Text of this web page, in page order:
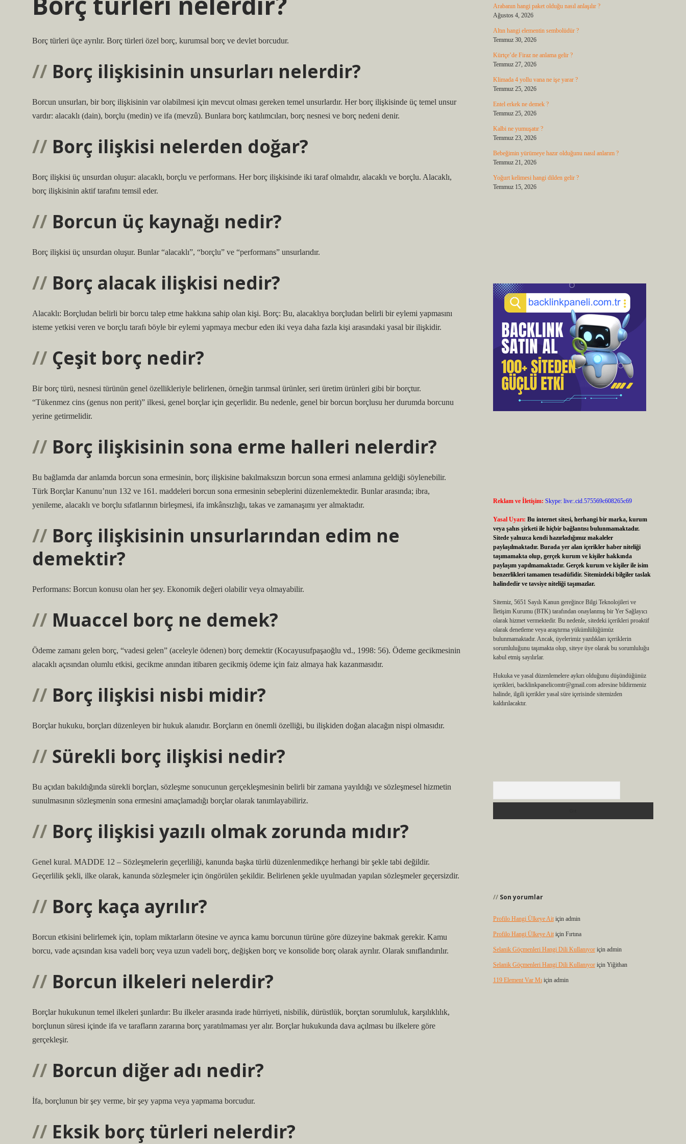
Borç türleri üçe ayrılır. Borç türleri özel borç, kurumsal borç ve devlet borcudur.
Borç ilişkisinin unsurları nelerdir?
Borcun unsurları, bir borç ilişkisinin var olabilmesi için mevcut olması gereken temel unsurlardır. Her borç ilişkisinde üç temel unsur
vardır: alacaklı (dain), borçlu (medin) ve ifa (mevzû). Bunlara borç katılımcıları, borç nesnesi ve borç nedeni denir.
Borç ilişkisi nelerden doğar?
Borç ilişkisi üç unsurdan oluşur: alacaklı, borçlu ve performans. Her borç ilişkisinde iki taraf olmalıdır, alacaklı ve borçlu. Alacaklı,
borç ilişkisinin aktif tarafını temsil eder.
Borcun üç kaynağı nedir?
Borç ilişkisi üç unsurdan oluşur. Bunlar “alacaklı”, “borçlu” ve “performans” unsurlarıdır.
Borç alacak ilişkisi nedir?
Alacaklı: Borçludan belirli bir borcu talep etme hakkına sahip olan kişi. Borç: Bu, alacaklıya borçludan belirli bir eylemi yapmasını
isteme yetkisi veren ve borçlu tarafı böyle bir eylemi yapmaya mecbur eden iki veya daha fazla kişi arasındaki yasal bir ilişkidir.
Çeşit borç nedir?
Bir borç türü, nesnesi türünün genel özellikleriyle belirlenen, örneğin tarımsal ürünler, seri üretim ürünleri gibi bir borçtur.
“Tükenmez cins (genus non perit)” ilkesi, genel borçlar için geçerlidir. Bu nedenle, genel bir borcun borçlusu her durumda borcunu
yerine getirmelidir.
Borç ilişkisinin sona erme halleri nelerdir?
Bu bağlamda dar anlamda borcun sona ermesinin, borç ilişkisine bakılmaksızın borcun sona ermesi anlamına geldiği söylenebilir.
Türk Borçlar Kanunu’nun 132 ve 161. maddeleri borcun sona ermesinin sebeplerini düzenlemektedir. Bunlar arasında; ibra,
yenileme, alacaklı ve borçlu sıfatlarının birleşmesi, ifa imkânsızlığı, takas ve zamanaşımı yer almaktadır.
Borç ilişkisinin unsurlarından edim ne
demektir?
Performans: Borcun konusu olan her şey. Ekonomik değeri olabilir veya olmayabilir.
Muaccel borç ne demek?
Ödeme zamanı gelen borç, “vadesi gelen” (aceleyle ödenen) borç demektir (Kocayusufpaşaoğlu vd., 1998: 56). Ödeme gecikmesinin
alacaklı açısından olumlu etkisi, gecikme anından itibaren gecikmiş ödeme için faiz almaya hak kazanmasıdır.
Borç ilişkisi nisbi midir?
Borçlar hukuku, borçları düzenleyen bir hukuk alanıdır. Borçların en önemli özelliği, bu ilişkiden doğan alacağın nispi olmasıdır.
Sürekli borç ilişkisi nedir?
Bu açıdan bakıldığında sürekli borçları, sözleşme sonucunun gerçekleşmesinin belirli bir zamana yayıldığı ve sözleşmesel hizmetin
sunulmasının sözleşmenin sona ermesini amaçlamadığı borçlar olarak tanımlayabiliriz.
Borç ilişkisi yazılı olmak zorunda mıdır?
Genel kural. MADDE 12 – Sözleşmelerin geçerliliği, kanunda başka türlü düzenlenmedikçe herhangi bir şekle tabi değildir.
Geçerlilik şekli, ilke olarak, kanunda sözleşmeler için öngörülen şekildir. Belirlenen şekle uyulmadan yapılan sözleşmeler geçersizdir.
Borç kaça ayrılır?
Borcun etkisini belirlemek için, toplam miktarların ötesine ve ayrıca kamu borcunun türüne göre düzeyine bakmak gerekir. Kamu
borcu, vade açısından kısa vadeli borç veya uzun vadeli borç, değişken borç ve konsolide borç olarak ayrılır. Olarak sınıflandırılır.
Borcun ilkeleri nelerdir?
Borçlar hukukunun temel ilkeleri şunlardır: Bu ilkeler arasında irade hürriyeti, nisbilik, dürüstlük, borçtan sorumluluk, karşılıklılık,
borçlunun süresi içinde ifa ve tarafların zararına borç yaratılmaması yer alır. Borçlar hukukunda dava açılması bu ilkelere göre
gerçekleşir.
Borcun diğer adı nedir?
İfa, borçlunun bir şey verme, bir şey yapma veya yapmama borcudur.
Eksik borç türleri nelerdir?
Arabanın hangi paket olduğu nasıl anlaşılır ?
Ağustos 4, 2026
Altın hangi elementin sembolüdür ?
Temmuz 30, 2026
Kürtçe’de Firaz ne anlama gelir ?
Temmuz 27, 2026
Klimada 4 yollu vana ne işe yarar ?
Temmuz 25, 2026
Entel erkek ne demek ?
Temmuz 25, 2026
Kalbi ne yumuşatır ?
Temmuz 23, 2026
Bebeğimin yürümeye hazır olduğunu nasıl anlarım ?
Temmuz 21, 2026
Yoğurt kelimesi hangi dilden gelir ?
Temmuz 15, 2026
Reklam ve İletişim: Skype: live:.cid.575569c608265c69
Yasal Uyarı: Bu internet sitesi, herhangi bir marka, kurum
veya şahıs şirketi ile hiçbir bağlantısı bulunmamaktadır.
Sitede yalnızca kendi hazırladığımız makaleler
paylaşılmaktadır. Burada yer alan içerikler haber niteliği
taşımamakta olup, gerçek kurum ve kişiler hakkında
paylaşım yapılmamaktadır. Gerçek kurum ve kişiler ile isim
benzerlikleri tamamen tesadüfidir. Sitemizdeki bilgiler taslak
halindedir ve tavsiye niteliği taşımazlar.
Sitemiz, 5651 Sayılı Kanun gereğince Bilgi Teknolojileri ve
İletişim Kurumu (BTK) tarafından onaylanmış bir Yer Sağlayıcı
olarak hizmet vermektedir. Bu nedenle, sitedeki içerikleri proaktif
olarak denetleme veya araştırma yükümlülüğümüz
bulunmamaktadır. Ancak, üyelerimiz yazdıkları içeriklerin
sorumluluğunu taşımakta olup, siteye üye olarak bu sorumluluğu
kabul etmiş sayılırlar.
Hukuka ve yasal düzenlemelere aykırı olduğunu düşündüğünüz
içerikleri, backlinkpanelicomtr@gmail.comadresine bildirmeniz
halinde, ilgili içerikler yasal süre içerisinde sitemizden
kaldırılacaktır.
Son yorumlar
Profilo Hangi Ülkeye Aitiçin admin
Profilo Hangi Ülkeye Aitiçin Fırtına
Selanik Göçmenleri Hangi Dili Kullanıyoriçin admin
Selanik Göçmenleri Hangi Dili Kullanıyoriçin Yiğithan
119 Element Var Mıiçin admin